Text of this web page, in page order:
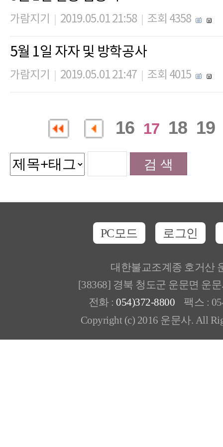
가람지기 2019.05.01 21:58 조회 4358
5월 1일 자자 및 방학공사
가람지기 2019.05.01 21:47 조회 4015
16 17 18 19
PC모드 로그인
대한불교조계종 호거산
[38368] 경북 청도군 운문면 운
전화 : 054)372-8800 팩스 :
Copyright (c) 2016 운문사. All